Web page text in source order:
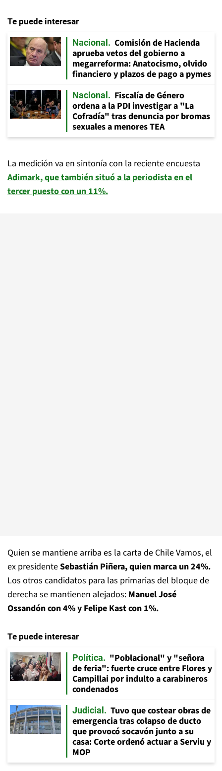
Te puede interesar
Nacional
Comisión de Hacienda
aprueba vetos del gobierno a
megarreforma: Anatocismo, olvido
financiero y plazos de pago a pymes
Nacional
Fiscalía de Género
ordena a la PDI investigar a "La
Cofradía" tras denuncia por bromas
sexuales a menores TEA
La medición va en sintonía con la reciente encuesta
Adimark, que también situó a la periodista en el
tercer puesto con un 11%.
Quien se mantiene arriba es la carta de Chile Vamos, el
ex presidenteSebastián Piñera, quien marca un 24%.
Los otros candidatos para las primarias del bloque de
derecha se mantienen alejados: Manuel José
Ossandón con 4% y Felipe Kast con 1%.
Te puede interesar
Política
"Poblacional" y "señora
de feria": fuerte cruce entre Flores y
Campillai por indulto a carabineros
condenados
Judicial
Tuvo que costear obras de
emergencia tras colapso de ducto
que provocó socavón junto a su
casa: Corte ordenó actuar a Serviu y
MOP